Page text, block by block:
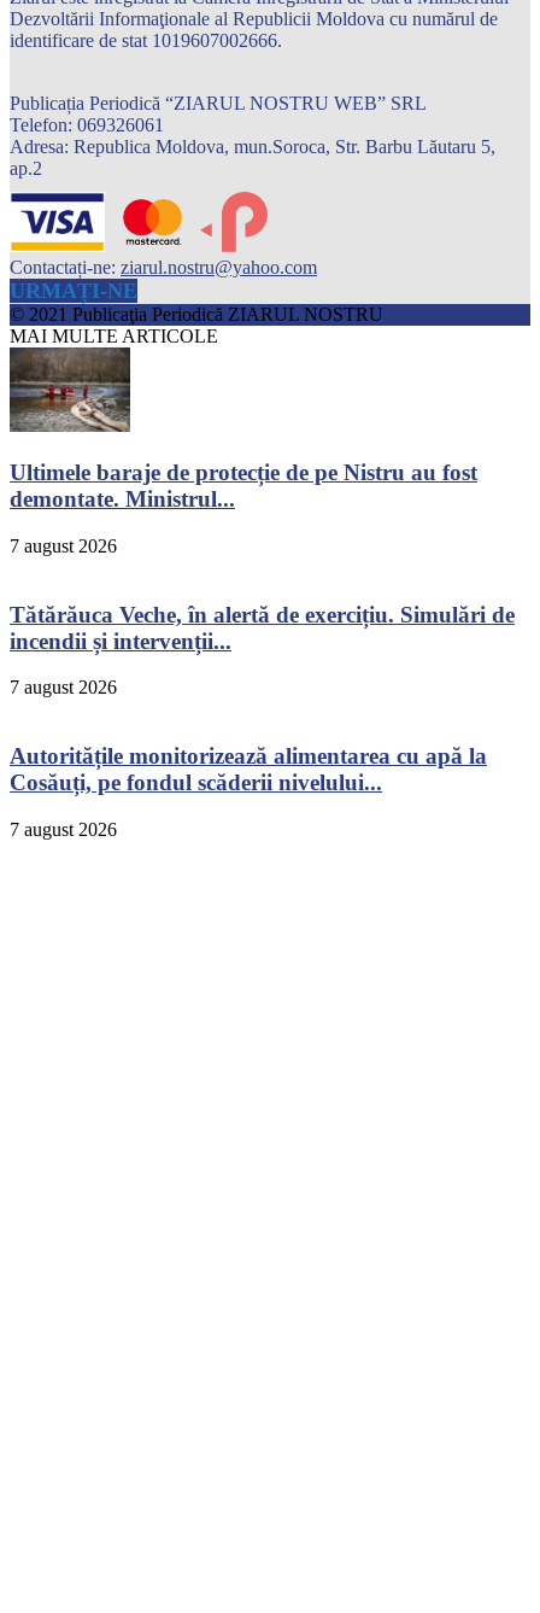
Dezvoltării Informaţionale al Republicii Moldova cu numărul de
identificare de stat 1019607002666.
Publicația Periodică “ZIARUL NOSTRU WEB” SRL
Telefon: 069326061
Adresa: Republica Moldova, mun.Soroca, Str. Barbu Lăutaru 5,
ap.2
Contactați-ne: ziarul.nostru@yahoo.com
URMAȚI-NE
© 2021 Publicaţia Periodică ZIARUL NOSTRU
MAI MULTE ARTICOLE
Ultimele baraje de protecție de pe Nistru au fost
demontate. Ministrul...
7 august 2026
Tătărăuca Veche, în alertă de exercițiu. Simulări de
incendii și intervenții...
7 august 2026
Autoritățile monitorizează alimentarea cu apă la
Cosăuți, pe fondul scăderii nivelului...
7 august 2026